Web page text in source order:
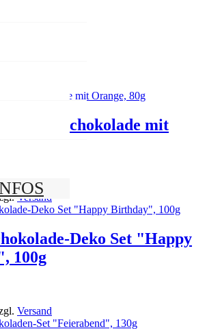
Schokolade mit
Versand
Deko Set "Happy
100g
Versand